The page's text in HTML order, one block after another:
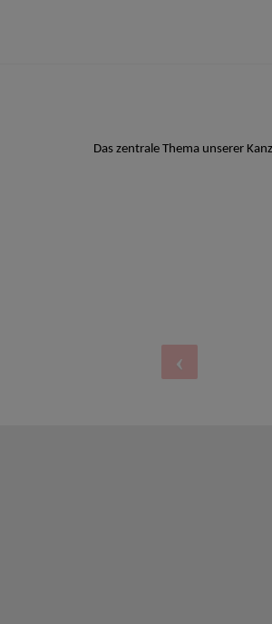
Das zentrale Thema unserer